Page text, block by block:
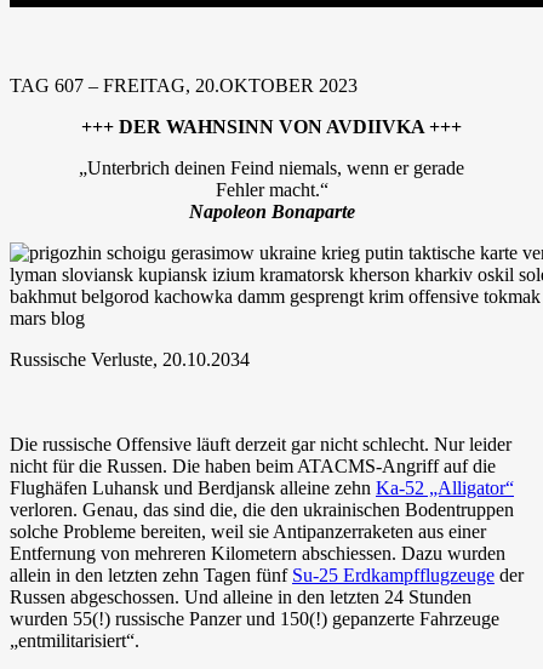
TAG 607 – FREITAG, 20.OKTOBER 2023
+++ DER WAHNSINN VON AVDIIVKA +++
„Unterbrich deinen Feind niemals, wenn er gerade
Fehler macht.“
Napoleon Bonaparte
Russische Verluste, 20.10.2034
Die russische Offensive läuft derzeit gar nicht schlecht. Nur leider
nicht für die Russen. Die haben beim ATACMS-Angriff auf die
Flughäfen Luhansk und Berdjansk alleine zehn Ka-52 „Alligator“
verloren. Genau, das sind die, die den ukrainischen Bodentruppen
solche Probleme bereiten, weil sie Antipanzerraketen aus einer
Entfernung von mehreren Kilometern abschiessen. Dazu wurden
allein in den letzten zehn Tagen fünf Su-25 Erdkampfflugzeuge der
Russen abgeschossen. Und alleine in den letzten 24 Stunden
wurden 55(!) russische Panzer und 150(!) gepanzerte Fahrzeuge
„entmilitarisiert“.